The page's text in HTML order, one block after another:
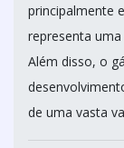
principalmente
representa
Além disso, o
de uma vasta